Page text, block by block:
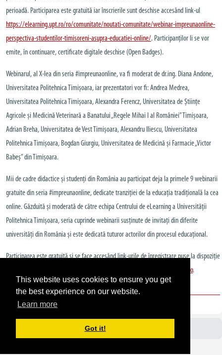
This website uses cookies to ensure you get
the best experience on our website.
Learn more
Got it!
perioadă. Participarea este gratuită iar înscrierile sunt deschise accesând link-ul
https://elearning.upt.ro/ro/comunitate/noutati-comunitate/webinar-impreunaonline-
perspectiva-studentilor-timisoreni-asupra-educatiei-online/. Participanților li se vor
emite, în continuare, certificate digitale deschise (Open Badges).
Webinarul, al X-lea din seria #impreunaonline, va fi moderat de dr.ing. Diana Andone,
Universitatea Politehnica Timișoara, iar prezentatori vor fi: Andrea Medrea,
Universitatea Politehnica Timișoara, Alexandra Ferencz, Universitatea de Științe
Agricole și Medicină Veterinară a Banatului „Regele Mihai I al României” Timișoara,
Adrian Breha, Universitatea de Vest Timișoara, Alexandru Iliescu, Universitatea
Politehnica Timișoara, Bogdan Giurgiu, Universitatea de Medicină și Farmacie „Victor
Babeș” din Timișoara.
Mii de cadre didactice și studenți din România au participat deja la primele 9 webinarii
gratuite din seria #impreunaonline, dedicate tranziției de la educația tradițională la cea
online. Găzduită și moderată de către echipa Centrului de eLearning a Universității
Politehnica Timișoara, seria cuprinde webinarii susținute de invitați din diferite
universități din România și este dedicată tuturor actorilor din procesul educațional.
Participarea este gratuită și se face accesând link-urile de înregistrare puse la dispoziție
https://elearning.upt.ro.
ALTE ANUNȚURI , EVENIMENT , INFORMATIZARE
Avizier UPT